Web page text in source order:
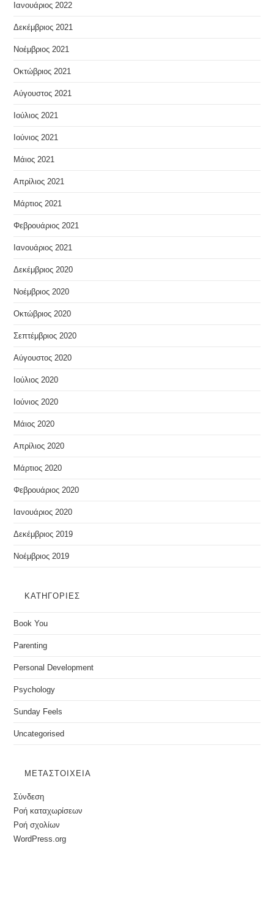
Ιανουάριος 2022
Δεκέμβριος 2021
Νοέμβριος 2021
Οκτώβριος 2021
Αύγουστος 2021
Ιούλιος 2021
Ιούνιος 2021
Μάιος 2021
Απρίλιος 2021
Μάρτιος 2021
Φεβρουάριος 2021
Ιανουάριος 2021
Δεκέμβριος 2020
Νοέμβριος 2020
Οκτώβριος 2020
Σεπτέμβριος 2020
Αύγουστος 2020
Ιούλιος 2020
Ιούνιος 2020
Μάιος 2020
Απρίλιος 2020
Μάρτιος 2020
Φεβρουάριος 2020
Ιανουάριος 2020
Δεκέμβριος 2019
Νοέμβριος 2019
KΑΤΗΓΟΡΊΕΣ
Book You
Parenting
Personal Development
Psychology
Sunday Feels
Uncategorised
ΜΕΤΑΣΤΟΙΧΕΊΑ
Σύνδεση
Ροή καταχωρίσεων
Ροή σχολίων
WordPress.org